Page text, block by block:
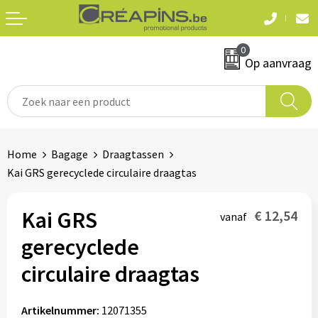
0
Op aanvraag
T-shirts
Sweaters en hoodies
Jassen
Hemden
Automerken
Eten & drinken
Snoepgoed
Waterflesjes
Home Bagage
Draagtassen
Kai GRS gerecyclede circulaire draagtas
Kai GRS
gerecyclede
circulaire draagtas
vanaf € 12,54
Artikelnummer: 12071355